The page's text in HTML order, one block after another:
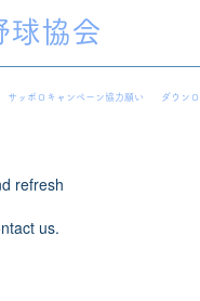
球協会
サッポロキャンペーン協力願い ダウン
refresh
us.